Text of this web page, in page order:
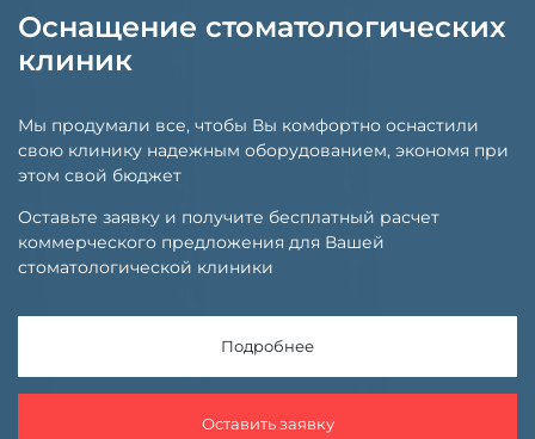
Оснащение стоматологических
клиник
Мы продумали все, чтобы Вы комфортно оснастили
свою клинику надежным оборудованием, экономя при
этом свой бюджет
Оставьте заявку и получите бесплатный расчет
коммерческого предложения для Вашей
стоматологической клиники
Подробнее
Оставить заявку